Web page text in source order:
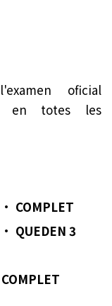
oficial
en totes les
COMPLET
QUEDEN 3
COMPLET